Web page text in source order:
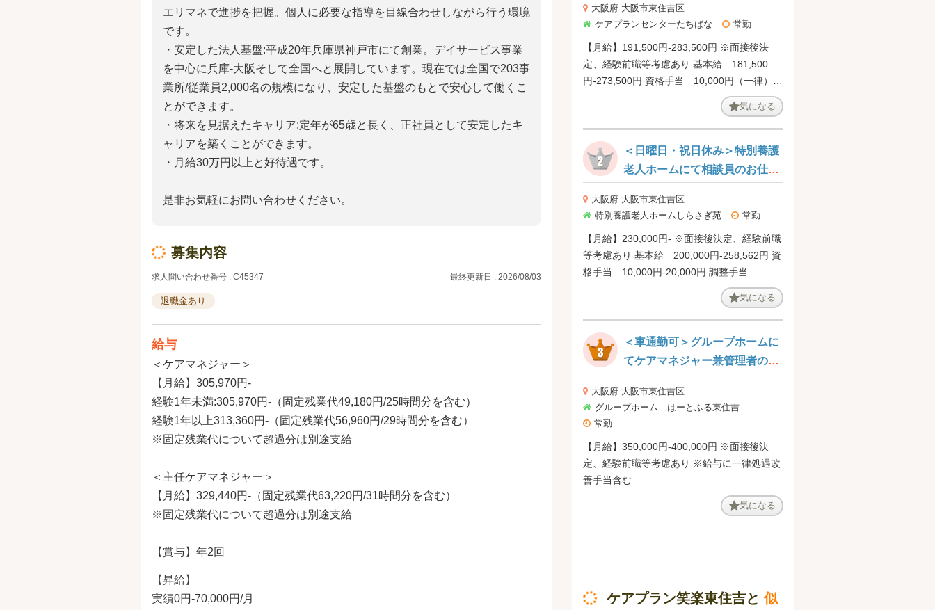
エリマネで進捗を把握。個人に必要な指導を目線合わせしながら行う環境
です。
・安定した法人基盤:平成20年兵庫県神戸市にて創業。デイサービス事業
を中心に兵庫-大阪そして全国へと展開しています。現在では全国で203事
業所/従業員2,000名の規模になり、安定した基盤のもとで安心して働くこ
とができます。
・将来を見据えたキャリア:定年が65歳と長く、正社員として安定したキ
ャリアを築くことができます。
・月給30万円以上と好待遇です。
是非お気軽にお問い合わせください。
募集内容
求人問い合わせ番号 : C45347 最終更新日 : 2026/08/03
退職金あり
給与
＜ケアマネジャー＞
【月給】305,970円-
経験1年未満:305,970円-（固定残業代49,180円/25時間分を含む）
経験1年以上313,360円-（固定残業代56,960円/29時間分を含む）
※固定残業代について超過分は別途支給
＜主任ケアマネジャー＞
【月給】329,440円-（固定残業代63,220円/31時間分を含む）
※固定残業代について超過分は別途支給
【賞与】年2回
【昇給】
実績0円-70,000円/月
区
大阪府 大阪市東住吉区
ケアプランセンターたちばな
常勤
【月給】191,500円-283,500円 ※面接後決
定、経験前職等考慮あり 基本給 181,500
円-273,500円 資格手当 10,000円（一律）
気になる
＜日曜日・祝日休み＞特別養護
老人ホームにて相談員のお仕事
大阪府 大阪市東住吉区
特別養護老人ホームしらさぎ苑
常勤
【月給】230,000円- ※面接後決定、経験前職
等考慮あり 基本給 200,000円-258,562円 資
格手当 10,000円-20,000円 調整手当
勤続手当 1,000円（1年勤務後1年×10年ま
で） 【賞与】年2回、4.0ヶ月分（前年度実
績）
気になる
＜車通勤可＞グループホームに
てケアマネジャー兼管理者の募
大阪府 大阪市東住吉区
グループホーム はーとふる東住吉
常勤
【月給】350,000円‐400,000円 ※面接後決
定、経験前職等考慮あり ※給与に一律処遇改
善手当含む
気になる
ケアプラン笑楽東住吉と似